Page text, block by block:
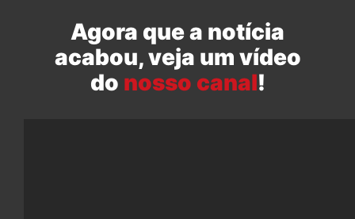
Agora que a notícia
acabou, veja um vídeo
do nosso canal!